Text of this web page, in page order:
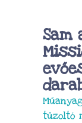
Sam
tűzoltó